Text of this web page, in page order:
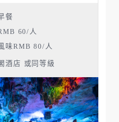
餐
60/人
味RMB 80/人
酒店 或同等級